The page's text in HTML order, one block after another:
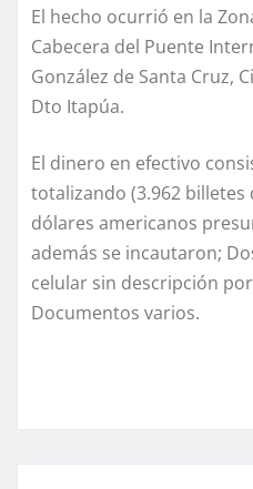
El hecho ocurrió en la
Cabecera del Puente
González de Santa Cruz,
Dto Itapúa.
El dinero en efectivo
totalizando (3.962
dólares americanos
además se incautaron;
celular sin descripción
Documentos varios.